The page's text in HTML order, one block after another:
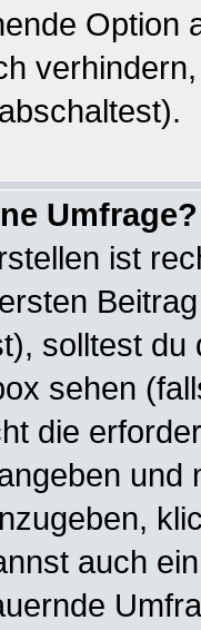
Option
Umfrage?
ist
solltest
sehen
die
und
auch